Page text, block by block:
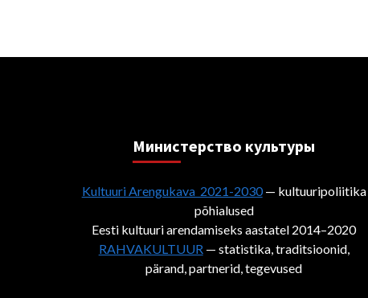
Министерствo культуры
Kultuuri Arengukava 2021-2030— kultuuripoliitika
põhialused
Eesti kultuuri arendamiseks aastatel 2014–2020
RAHVAKULTUUR— statistika, traditsioonid,
pärand, partnerid, tegevused